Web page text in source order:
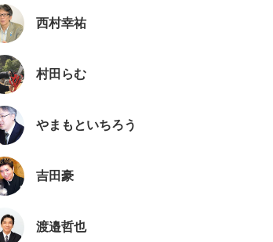
西村幸祐
村田らむ
やまもといちろう
吉田豪
渡邉哲也